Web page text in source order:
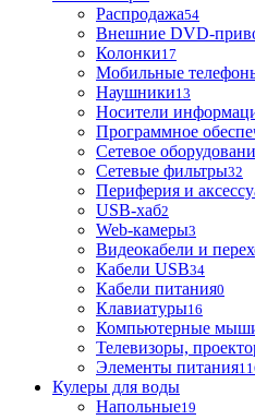
Распродажа54
Внешние DVD-
Колонки17
Мобильные
Наушники13
Носители
Программное
Сетевое
Сетевые фильтры32
Периферия и
USB-хаб2
Web-камеры3
Видеокабели и
Кабели USB34
Кабели питания0
Клавиатуры16
Компьютерные
Телевизоры,
Элементы питания
Кулеры для воды
Напольные19